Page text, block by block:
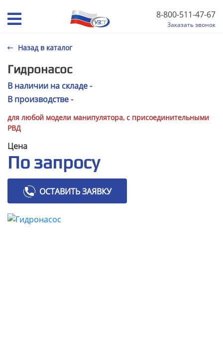
8-800-511-47-67
Заказать звонок
Назад в каталог
Гидронасос
В наличии на складе -
В производстве -
для любой модели манипулятора, с присоединительными
РВД
Цена
По запросу
ОСТАВИТЬ ЗАЯВКУ